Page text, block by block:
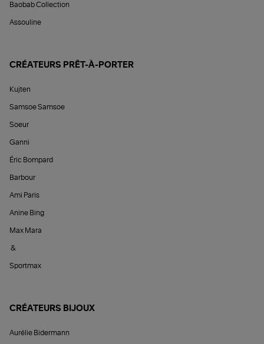
Baobab Collection
Assouline
CRÉATEURS PRÊT-À-PORTER
Kujten
Samsoe Samsoe
Soeur
Ganni
Éric Bompard
Barbour
Ami Paris
Anine Bing
Max Mara
&
Sportmax
CRÉATEURS BIJOUX
Aurélie Bidermann